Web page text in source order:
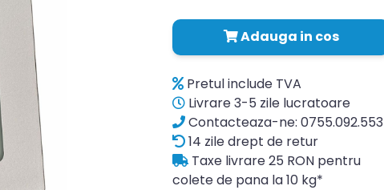
Adauga in cos
Pretul include TVA
Livrare 3-5 zile lucratoare
Contacteaza-ne: 0755.092.553
14 zile drept de retur
Taxe livrare 25 RON pentru
colete de pana la 10 kg*